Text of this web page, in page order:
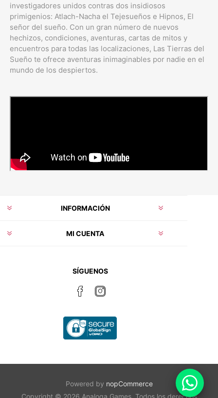
investigadores unidos contras dos insidiosos
primigenios: Atlach-Nacha el Tejesueños e Hipnos, El
señor del sueño. Con un gran número de nuevos
hechizos, condiciones, aventuras, cartas de mitos y
encuentros para todas las localizaciones, Las Tierras del
Sueño te ofrece aventuras inimaginables por nadie en el
mundo de los despiertos.
INFORMACIÓN
MI CUENTA
SÍGUENOS
Powered by nopCommerce